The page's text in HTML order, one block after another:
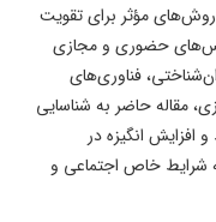
مؤثر برای تقویت
حضوری و مجازی
فناوری‌های
مقاله حاضر به شناسایی
افزایش انگیزه در
شرایط خاص اجتماعی و